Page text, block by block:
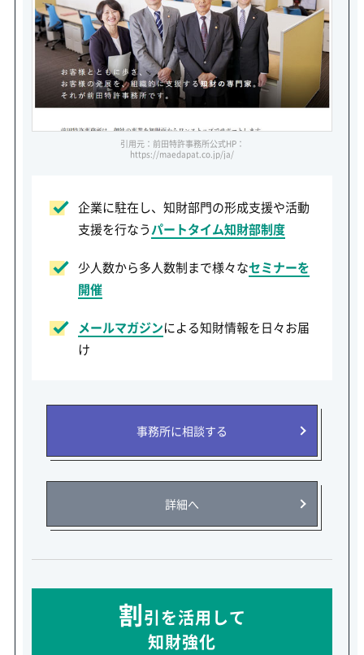
引用元：前田特許事務所公式HP：
https://maedapat.co.jp/ja/
企業に駐在し、知財部門の形成支援や活動
支援を行なうパートタイム知財部制度
少人数から多人数制まで様々なセミナーを
開催
メールマガジンによる知財情報を日々お届
け
事務所に相談する
詳細へ
割引を活用して
知財強化